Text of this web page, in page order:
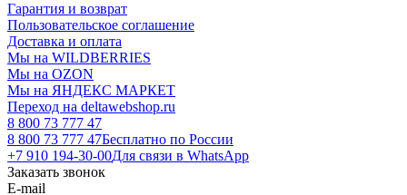
Гарантия и возврат
Пользовательское соглашение
Доставка и оплата
Мы на WILDBERRIES
Мы на OZON
Мы на ЯНДЕКС МАРКЕТ
Переход на deltawebshop.ru
8 800 73 777 47
8 800 73 777 47Бесплатно по России
+7 910 194-30-00Для связи в WhatsApp
Заказать звонок
E-mail